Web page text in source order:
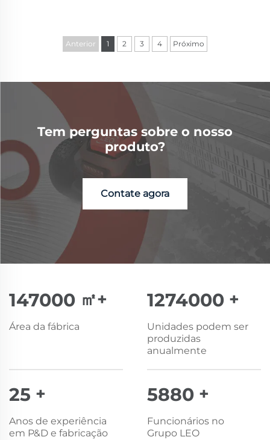
Anterior 1 2 3 4 Próximo
Tem perguntas sobre o nosso
produto?
Contate agora
150000 ㎡+
Área da fábrica
1300000 +
Unidades podem ser
produzidas
anualmente
25 +
Anos de experiência
em P&D e fabricação
6000 +
Funcionários no
Grupo LEO